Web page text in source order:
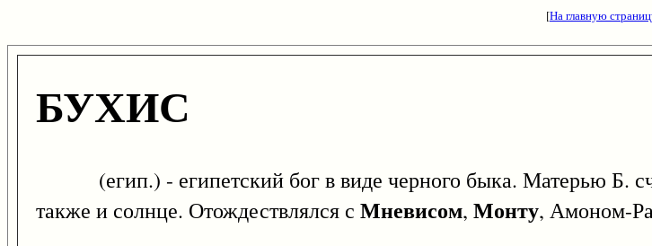
[На главную
БУХИС
(егип.) - египетский бог в виде черного быка. Матерью Б.
также и солнце. Отождествлялся с Мневисом, Монту, Амоном-